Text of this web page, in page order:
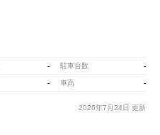
- 駐車台数 -
- 車高 -
2026年7月24日 更新